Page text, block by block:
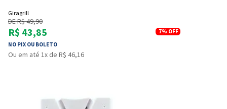
Giragrill
DE R$ 49,90
R$ 43,85
NO PIX OU BOLETO
7% OFF
Ou em até 1x de R$ 46,16